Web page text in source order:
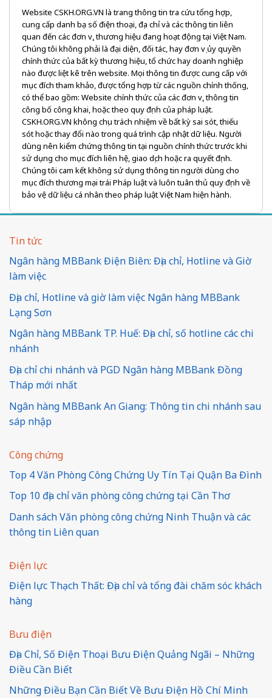
Website CSKH.ORG.VN là trang thông tin tra cứu tổng hợp,
cung cấp danh bạ số điện thoại, địa chỉ và các thông tin liên
quan đến các đơn vị, thương hiệu đang hoạt động tại Việt Nam.
Chúng tôi không phải là đại diện, đối tác, hay đơn vị ủy quyền
chính thức của bất kỳ thương hiệu, tổ chức hay doanh nghiệp
nào được liệt kê trên website. Mọi thông tin được cung cấp với
mục đích tham khảo, được tổng hợp từ các nguồn chính thống,
có thể bao gồm: Website chính thức của các đơn vị, thông tin
công bố công khai, hoặc theo quy định của pháp luật.
CSKH.ORG.VN không chịu trách nhiệm về bất kỳ sai sót, thiếu
sót hoặc thay đổi nào trong quá trình cập nhật dữ liệu. Người
dùng nên kiểm chứng thông tin tại nguồn chính thức trước khi
sử dụng cho mục đích liên hệ, giao dịch hoặc ra quyết định.
Chúng tôi cam kết không sử dụng thông tin người dùng cho
mục đích thương mại trái Pháp luật và luôn tuân thủ quy định về
bảo vệ dữ liệu cá nhân theo pháp luật Việt Nam hiện hành.
Tin tức
Ngân hàng MBBank Điện Biên: Địa chỉ, Hotline và Giờ
làm việc
Địa chỉ, Hotline và giờ làm việc Ngân hàng MBBank
Lạng Sơn
Ngân hàng MBBank TP. Huế: Địa chỉ, số hotline các chi
nhánh
Địa chỉ chi nhánh và PGD Ngân hàng MBBank Đồng
Tháp mới nhất
Ngân hàng MBBank An Giang: Thông tin chi nhánh sau
sáp nhập
Công chứng
Top 4 Văn Phòng Công Chứng Uy Tín Tại Quận Ba Đình
Top 10 địa chỉ văn phòng công chứng tại Cần Thơ
Danh sách Văn phòng công chứng Ninh Thuận và các
thông tin Liên quan
Điện lực
Điện lực Thạch Thất: Địa chỉ và tổng đài chăm sóc khách
hàng
Bưu điện
Địa Chỉ, Số Điện Thoại Bưu Điện Quảng Ngãi – Những
Điều Cần Biết
Những Điều Bạn Cần Biết Về Bưu Điện Hồ Chí Minh